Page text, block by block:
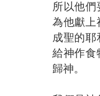
所以他
為他獻上
成聖的耶
給神作食
歸神。